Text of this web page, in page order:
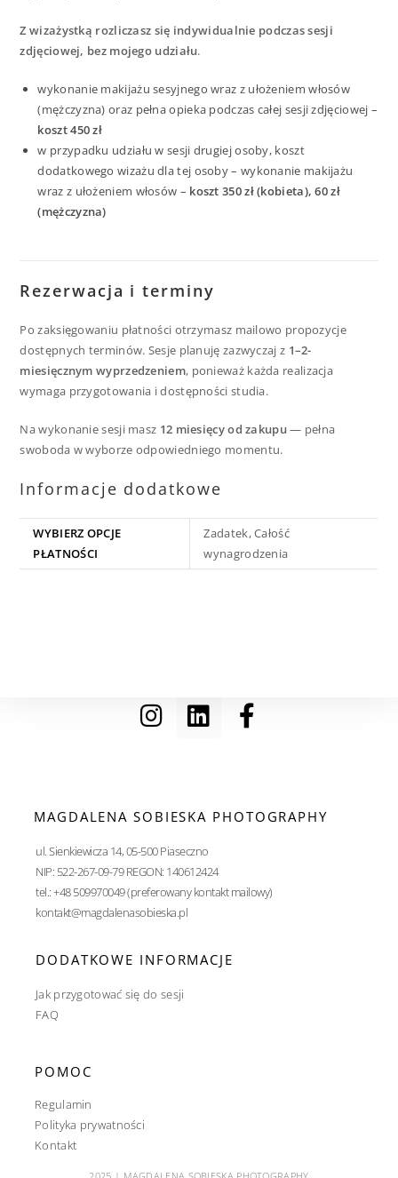
Z wizażystką rozliczasz się indywidualnie podczas sesji
zdjęciowej, bez mojego udziału.
wykonanie makijażu sesyjnego wraz z ułożeniem włosów
(mężczyzna) oraz pełna opieka podczas całej sesji zdjęciowej –
koszt 450 zł
w przypadku udziału w sesji drugiej osoby, koszt
dodatkowego wizażu dla tej osoby – wykonanie makijażu
wraz z ułożeniem włosów – koszt 350 zł (kobieta), 60 zł
(mężczyzna)
Rezerwacja i terminy
Po zaksięgowaniu płatności otrzymasz mailowo propozycje
dostępnych terminów. Sesje planuję zazwyczaj z 1–2-
miesięcznym wyprzedzeniem, ponieważ każda realizacja
wymaga przygotowania i dostępności studia.
Na wykonanie sesji masz 12 miesięcy od zakupu— pełna
swoboda w wyborze odpowiedniego momentu.
Informacje dodatkowe
WYBIERZ OPCJE
PŁATNOŚCI
Zadatek, Całość
wynagrodzenia
MAGDALENA SOBIESKA PHOTOGRAPHY
ul. Sienkiewicza 14, 05-500 Piaseczno
NIP: 522-267-09-79 REGON: 140612424
tel.: +48 509970049 (preferowany kontakt mailowy)
kontakt@magdalenasobieska.pl
DODATKOWE INFORMACJE
Jak przygotować się do sesji
FAQ
POMOC
Regulamin
Polityka prywatności
Kontakt